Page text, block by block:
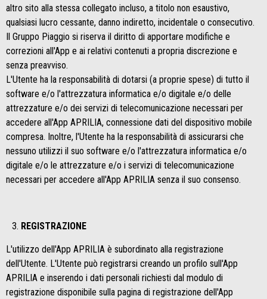
altro sito alla stessa collegato incluso, a titolo non esaustivo,
qualsiasi lucro cessante, danno indiretto, incidentale o consecutivo.
Il Gruppo Piaggio si riserva il diritto di apportare modifiche e
correzioni all'App e ai relativi contenuti a propria discrezione e
senza preavviso.
L'Utente ha la responsabilità di dotarsi (a proprie spese) di tutto il
software e/o l'attrezzatura informatica e/o digitale e/o delle
attrezzature e/o dei servizi di telecomunicazione necessari per
accedere all'App APRILIA, connessione dati del dispositivo mobile
compresa. Inoltre, l'Utente ha la responsabilità di assicurarsi che
nessuno utilizzi il suo software e/o l'attrezzatura informatica e/o
digitale e/o le attrezzature e/o i servizi di telecomunicazione
necessari per accedere all'App APRILIA senza il suo consenso.
REGISTRAZIONE
L'utilizzo dell'App APRILIA è subordinato alla registrazione
dell'Utente. L'Utente può registrarsi creando un profilo sull'App
APRILIA e inserendo i dati personali richiesti dal modulo di
registrazione disponibile sulla pagina di registrazione dell'App